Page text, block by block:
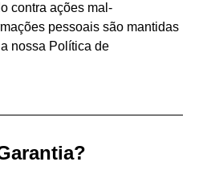
contra ações mal-
pessoais são mantidas
nossa Política de